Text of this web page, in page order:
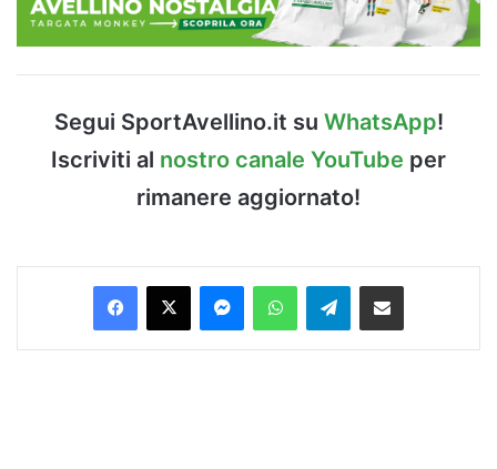
Segui SportAvellino.it su WhatsApp!
Iscriviti al nostro canale YouTube per
rimanere aggiornato!
Facebook
X MessengerWhatsAppTelegramCondividi via Email